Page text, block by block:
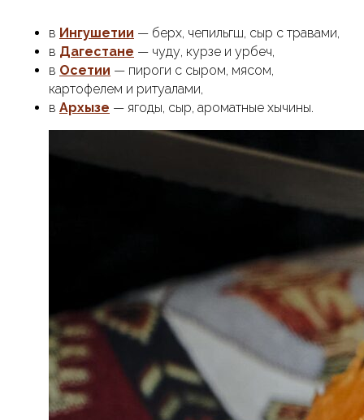
в Ингушетии — берх, чепильгш, сыр с травами,
в Дагестане — чуду, курзе и урбеч,
в Осетии — пироги с сыром, мясом,
картофелем и ритуалами,
в Архызе — ягоды, сыр, ароматные хычины.